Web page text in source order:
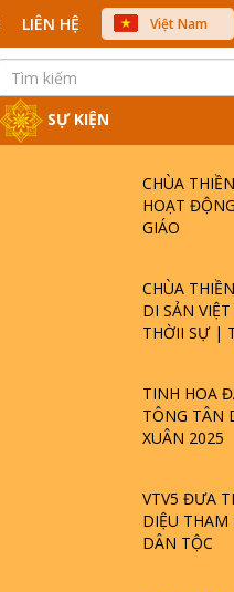
LIÊN HỆ
Việt Nam
中文
SỰ KIỆN
CHÙA
HOẠT
GIÁO
CHÙA
DI SẢN
THỜII SỰ |
TINH HOA
TÔNG TÂN
XUÂN 2025
VTV5 ĐƯA
DIỆU THAM
DÂN TỘC